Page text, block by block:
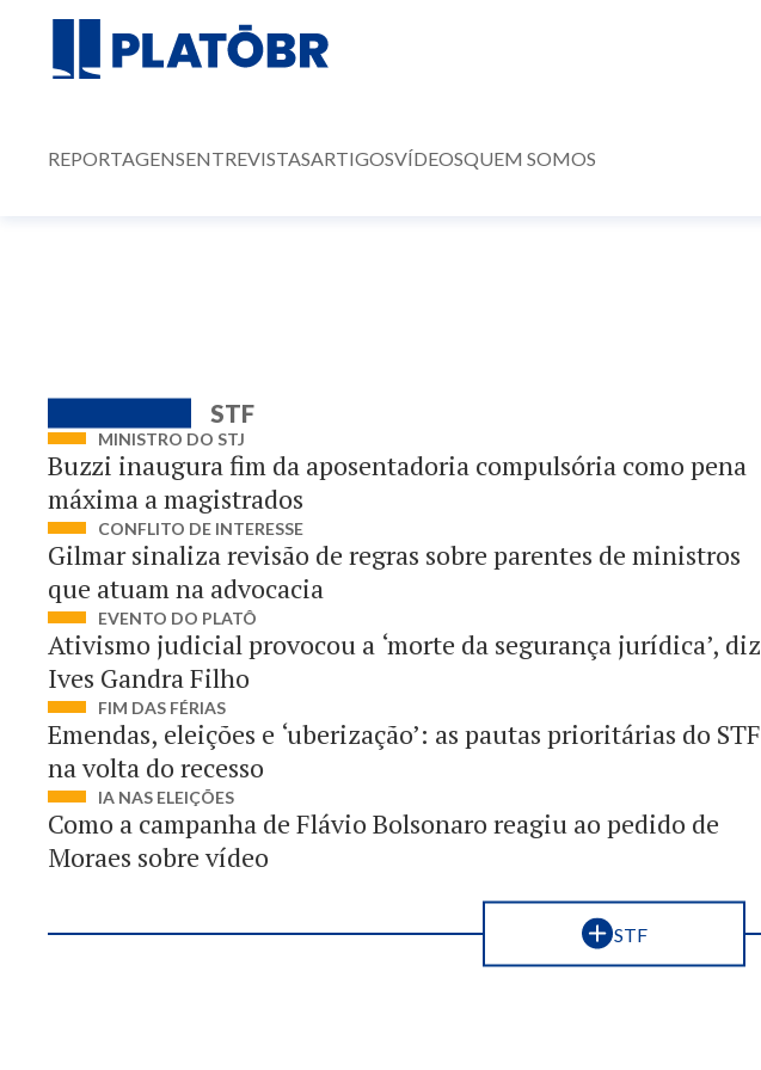
REPORTAGENSENTREVISTASARTIGOSVÍDEOSQUEM SOMOS
STF
MINISTRO DO STJ
Buzzi inaugura fim da aposentadoria compulsória como pena
máxima a magistrados
CONFLITO DE INTERESSE
Gilmar sinaliza revisão de regras sobre parentes de ministros
que atuam na advocacia
EVENTO DO PLATÔ
Ativismo judicial provocou a ‘morte da segurança jurídica’, diz
Ives Gandra Filho
FIM DAS FÉRIAS
Emendas, eleições e ‘uberização’: as pautas prioritárias do STF
na volta do recesso
IA NAS ELEIÇÕES
Como a campanha de Flávio Bolsonaro reagiu ao pedido de
Moraes sobre vídeo
STF